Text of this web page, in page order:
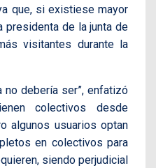
que, si existiese mayor
presidenta de la junta de
visitantes durante la
no debería ser”, enfatizó
colectivos desde
algunos usuarios optan
en colectivos para
siendo perjudicial